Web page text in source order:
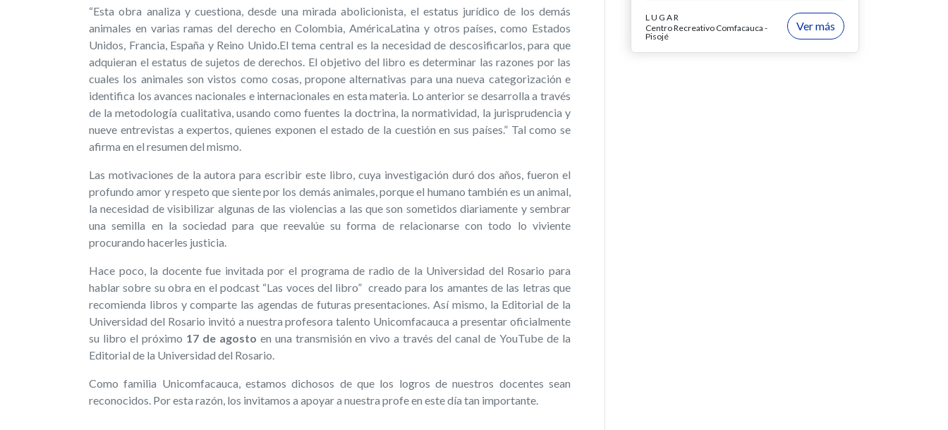
“Esta obra analiza y cuestiona, desde una mirada abolicionista, el estatus jurídico de los demás
animales en varias ramas del derecho en Colombia, AméricaLatina y otros países, como Estados
Unidos, Francia, España y Reino Unido.El tema central es la necesidad de descosificarlos, para que
adquieran el estatus de sujetos de derechos. El objetivo del libro es determinar las razones por las
cuales los animales son vistos como cosas, propone alternativas para una nueva categorización e
identifica los avances nacionales e internacionales en esta materia. Lo anterior se desarrolla a través
de la metodología cualitativa, usando como fuentes la doctrina, la normatividad, la jurisprudencia y
nueve entrevistas a expertos, quienes exponen el estado de la cuestión en sus países.” Tal como se
afirma en el resumen del mismo.
Las motivaciones de la autora para escribir este libro, cuya investigación duró dos años, fueron el
profundo amor y respeto que siente por los demás animales, porque el humano también es un animal,
la necesidad de visibilizar algunas de las violencias a las que son sometidos diariamente y sembrar
una semilla en la sociedad para que reevalúe su forma de relacionarse con todo lo viviente
procurando hacerles justicia.
Hace poco, la docente fue invitada por el programa de radio de la Universidad del Rosario para
hablar sobre su obra en el podcast “Las voces del libro” creado para los amantes de las letras que
recomienda libros y comparte las agendas de futuras presentaciones. Así mismo, la Editorial de la
Universidad del Rosario invitó a nuestra profesora talento Unicomfacauca a presentar oficialmente
su libro el próximo 17 de agosto en una transmisión en vivo a través del canal de YouTube de la
Editorial de la Universidad del Rosario.
Como familia Unicomfacauca, estamos dichosos de que los logros de nuestros docentes sean
reconocidos. Por esta razón, los invitamos a apoyar a nuestra profe en este día tan importante.
LUGAR
Centro Recreativo Comfacauca -
Pisojé
Ver más